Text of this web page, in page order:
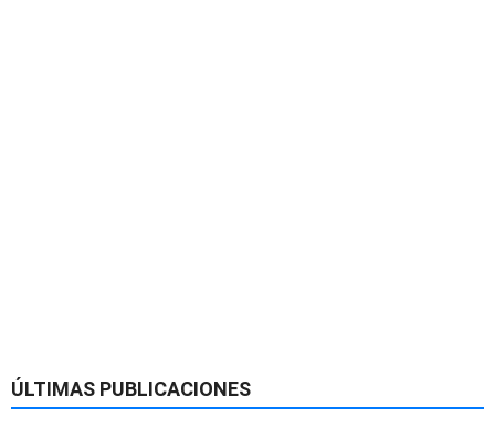
ÚLTIMAS PUBLICACIONES